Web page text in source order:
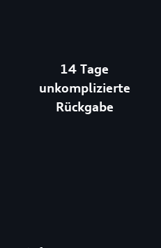
14 Tage
unkomplizierte
Rückgabe